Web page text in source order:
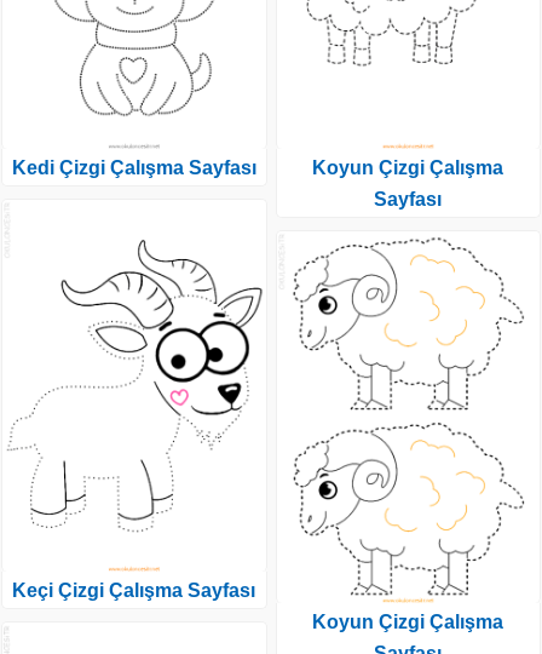
Kedi Çizgi Çalışma Sayfası
Keçi Çizgi Çalışma Sayfası
Koyun Çizgi Çalışma
Sayfası
Koyun Çizgi Çalışma